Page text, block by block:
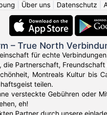
Über uns Datenschutz
– True North
für echte
Partnerschaft,
Montreals Kultur bis
teilen.
versteckte Gebühren oder
eh!